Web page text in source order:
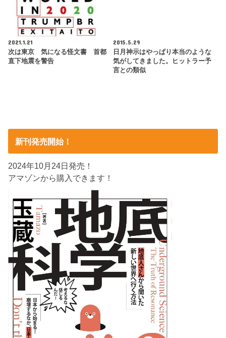
2021.1.21
次は東京 気になる怪文書 首都
直下地震を警告
2015.5.29
日月神示はやっぱり本当のような
気がしてきました。ヒットラー予
言との類似
新刊発売開始！
2024年10月24日発売！
アマゾンから購入できます！